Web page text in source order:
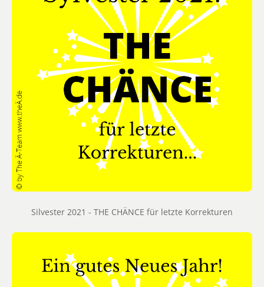
Silvester 2021 - THE CHÄNCE für letzte Korrekturen